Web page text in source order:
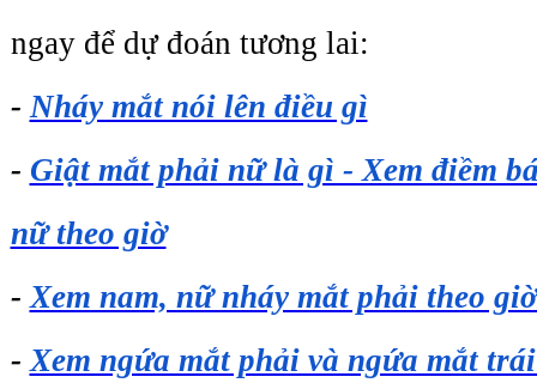
ngay để dự đoán tương lai:
- Nháy mắt nói lên điều gì
- Giật mắt phải nữ là gì - Xem điềm
nữ theo giờ
- Xem nam, nữ nháy mắt phải theo
- Xem ngứa mắt phải và ngứa mắt